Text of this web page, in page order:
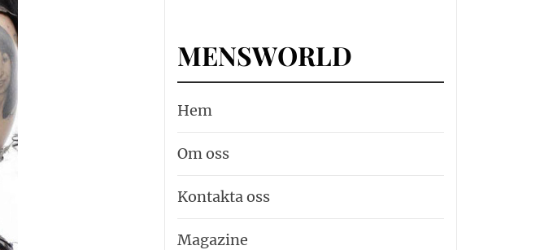
MENSWORLD
Hem
Om oss
Kontakta oss
Magazine